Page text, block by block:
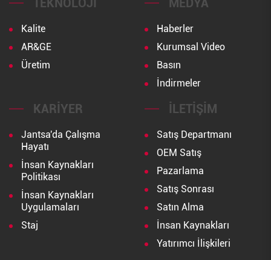
TEKNOLOJI
Kalite
AR&GE
Üretim
MEDYA
Haberler
Kurumsal Video
Basın
İndirmeler
KARIYER
Jantsa'da Çalışma
Hayatı
İnsan Kaynakları
Politikası
İnsan Kaynakları
Uygulamaları
Staj
İLETIŞIM
Satış Departmanı
OEM Satış
Pazarlama
Satış Sonrası
Satın Alma
İnsan Kaynakları
Yatırımcı İlişkileri